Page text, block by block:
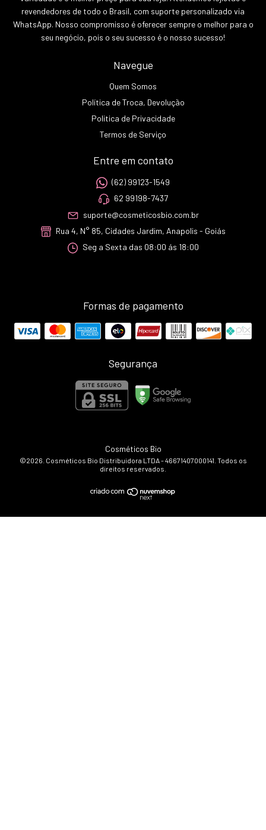
revendedores de todo o Brasil, com suporte personalizado via
WhatsApp. Nosso compromisso é oferecer sempre o melhor para o
seu negócio, pois o seu sucesso é o nosso sucesso!
Navegue
Quem Somos
Política de Troca, Devolução
Politica de Privacidade
Termos de Serviço
Entre em contato
(62) 99123-1549
62 99198-7437
suporte@cosmeticosbio.com.br
Rua 4, N° 85, Cidades Jardim, Anapolis - Goiás
Seg a Sexta das 08:00 ás 18:00
Formas de pagamento
Segurança
Cosméticos Bio
©2026. Cosméticos Bio Distribuidora LTDA - 46671407000141. Todos os
direitos reservados.